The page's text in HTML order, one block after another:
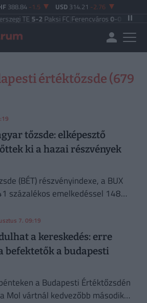
388.84 -1.5 USD 314.21 -2.76
TE5-2Paksi FC|Ferencváros0-0Vasas FC
értéktőzsde (679
tőzsde: elképesztő
ki a hazai részvények
(BÉT) részvényindexe, a BUX
százalékos emelkedéssel 148
7. 09:19
a kereskedés: erre
befektetők a budapesti
a Budapesti Értéktőzsdén
Mol vártnál kedvezőbb második